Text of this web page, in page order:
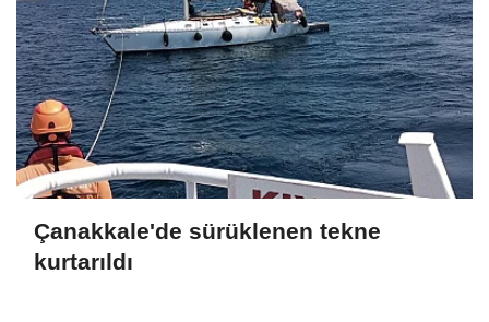
Çanakkale'de sürüklenen tekne
kurtarıldı